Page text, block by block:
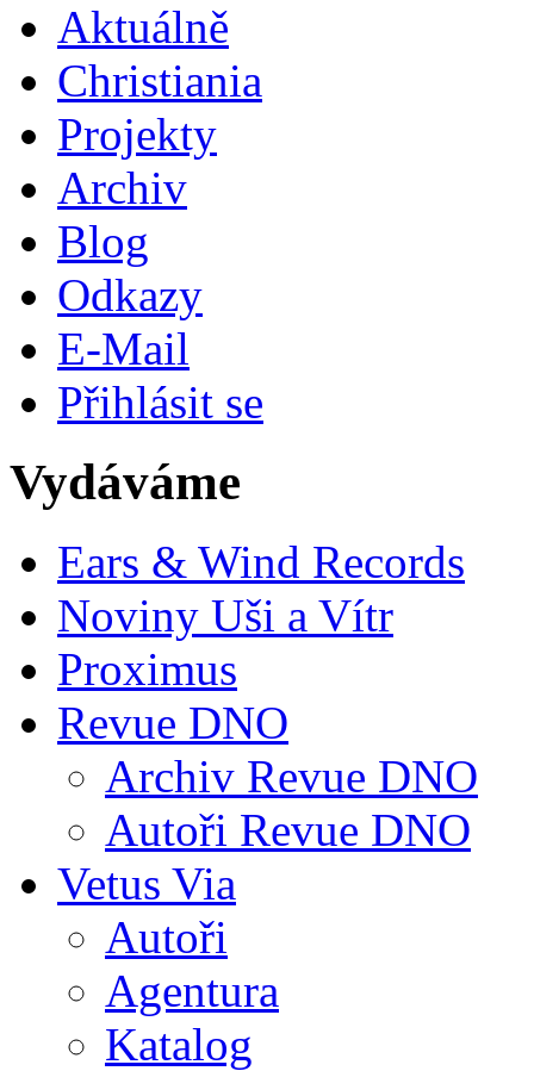
Aktuálně
Christiania
Projekty
Archiv
Blog
Odkazy
E-Mail
Přihlásit se
Vydáváme
Ears & Wind Records
Noviny Uši a Vítr
Proximus
Revue DNO
Archiv Revue DNO
Autoři Revue DNO
Vetus Via
Autoři
Agentura
Katalog